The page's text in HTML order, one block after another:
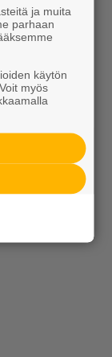
ja muita
parhaan
käytön
myös